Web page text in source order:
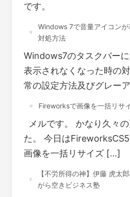
です。
Windows 7で音量アイコン
対処方法
Windows7のタスクバー
表示されなくなった時の
常の設定方法及びグレー
Fireworksで画像を一括リサ
メルです。 かなり久々
た。 今日は
画像を一括リサイズ […]
【不労所得の神】伊藤 虎太
がら空きビジネス塾